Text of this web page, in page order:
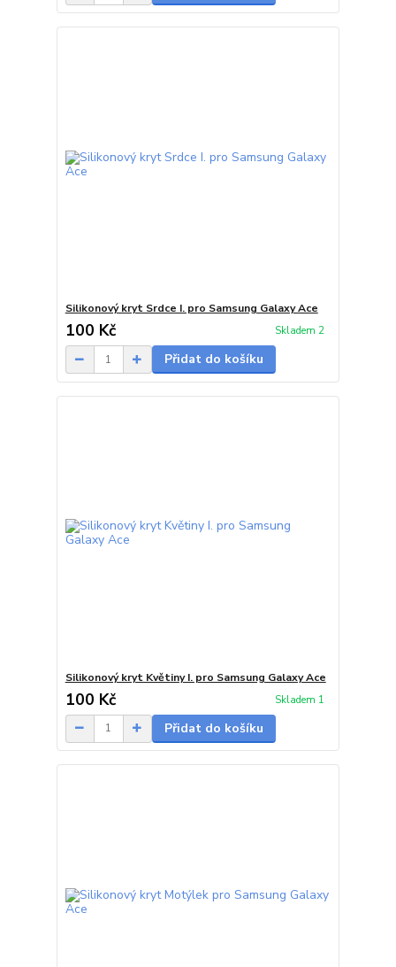
Silikonový kryt Srdce I. pro Samsung Galaxy Ace
100 Kč Skladem 2
Přidat do košíku
Silikonový kryt Květiny I. pro Samsung Galaxy Ace
100 Kč Skladem 1
Přidat do košíku